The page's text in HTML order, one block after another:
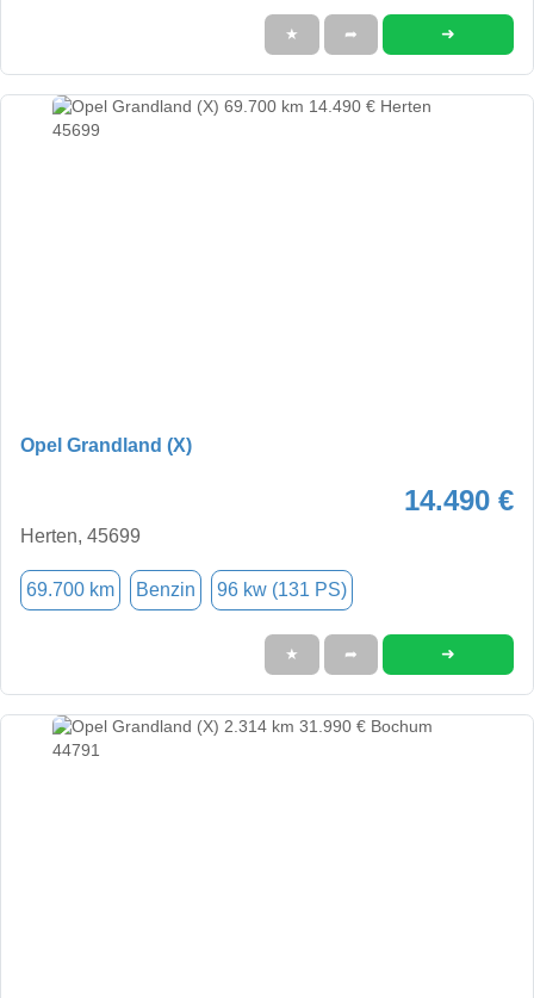
★ ➦ ➜
Opel Grandland (X)
14.490 €
Herten, 45699
69.700 km Benzin 96 kw (131 PS)
★ ➦ ➜